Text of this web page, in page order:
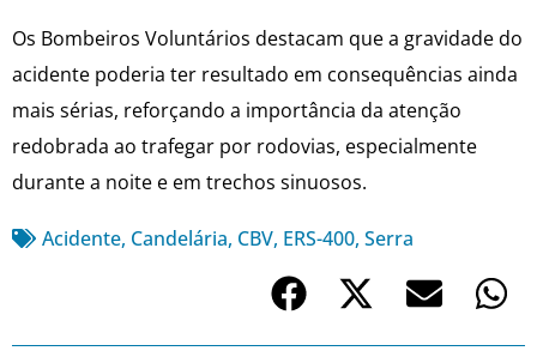
Os Bombeiros Voluntários destacam que a gravidade do
acidente poderia ter resultado em consequências ainda
mais sérias, reforçando a importância da atenção
redobrada ao trafegar por rodovias, especialmente
durante a noite e em trechos sinuosos.
Acidente, Candelária, CBV, ERS-400, Serra